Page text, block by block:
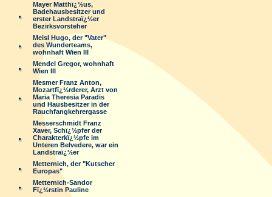
Mayer Matthï¿½us,
Badehausbesitzer und
erster Landstraï¿½er
Bezirksvorsteher
Meisl Hugo, der "Vater"
des Wunderteams,
wohnhaft Wien III
Mendel Gregor, wohnhaft
Wien III
Mesmer Franz Anton,
Mozartfï¿½rderer, Arzt von
Maria Theresia Paradis
und Hausbesitzer in der
Rauchfangkehrergasse
Messerschmidt Franz
Xaver, Schï¿½pfer der
Charakterkï¿½pfe im
Unteren Belvedere, war ein
Landstraï¿½er
Metternich, der "Kutscher
Europas"
Metternich-Sandor
Fï¿½rstin Pauline